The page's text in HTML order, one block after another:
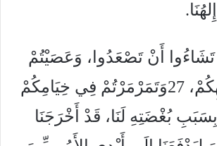
تَشَاءُوا أَنْ تَصْعَدُوا، وَعَصَيْتُمْ
قَوْلَ الرَّبِّ إِلهِكُمْ، 27وَتَمَرْمَرْتُمْ فِي خِيَامِكُمْ
بُغْضَتِهِ لَنَا، قَدْ أَخْرَجَنَا